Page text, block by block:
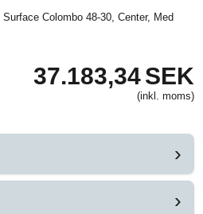
Colombo 48-30, Center, Med
37.183,34SEK
(inkl. moms)
›
›